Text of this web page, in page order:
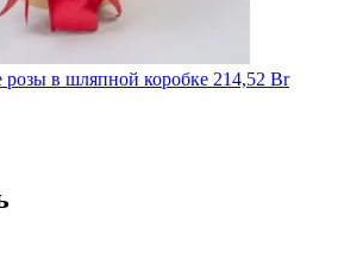
розы в шляпной коробке 214,52 Br